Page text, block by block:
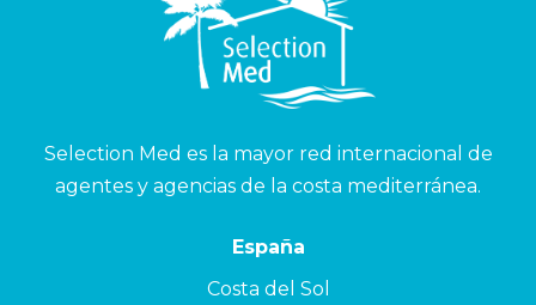
Selection Med es la mayor red internacional de
agentes y agencias de la costa mediterránea.
España
Costa del Sol